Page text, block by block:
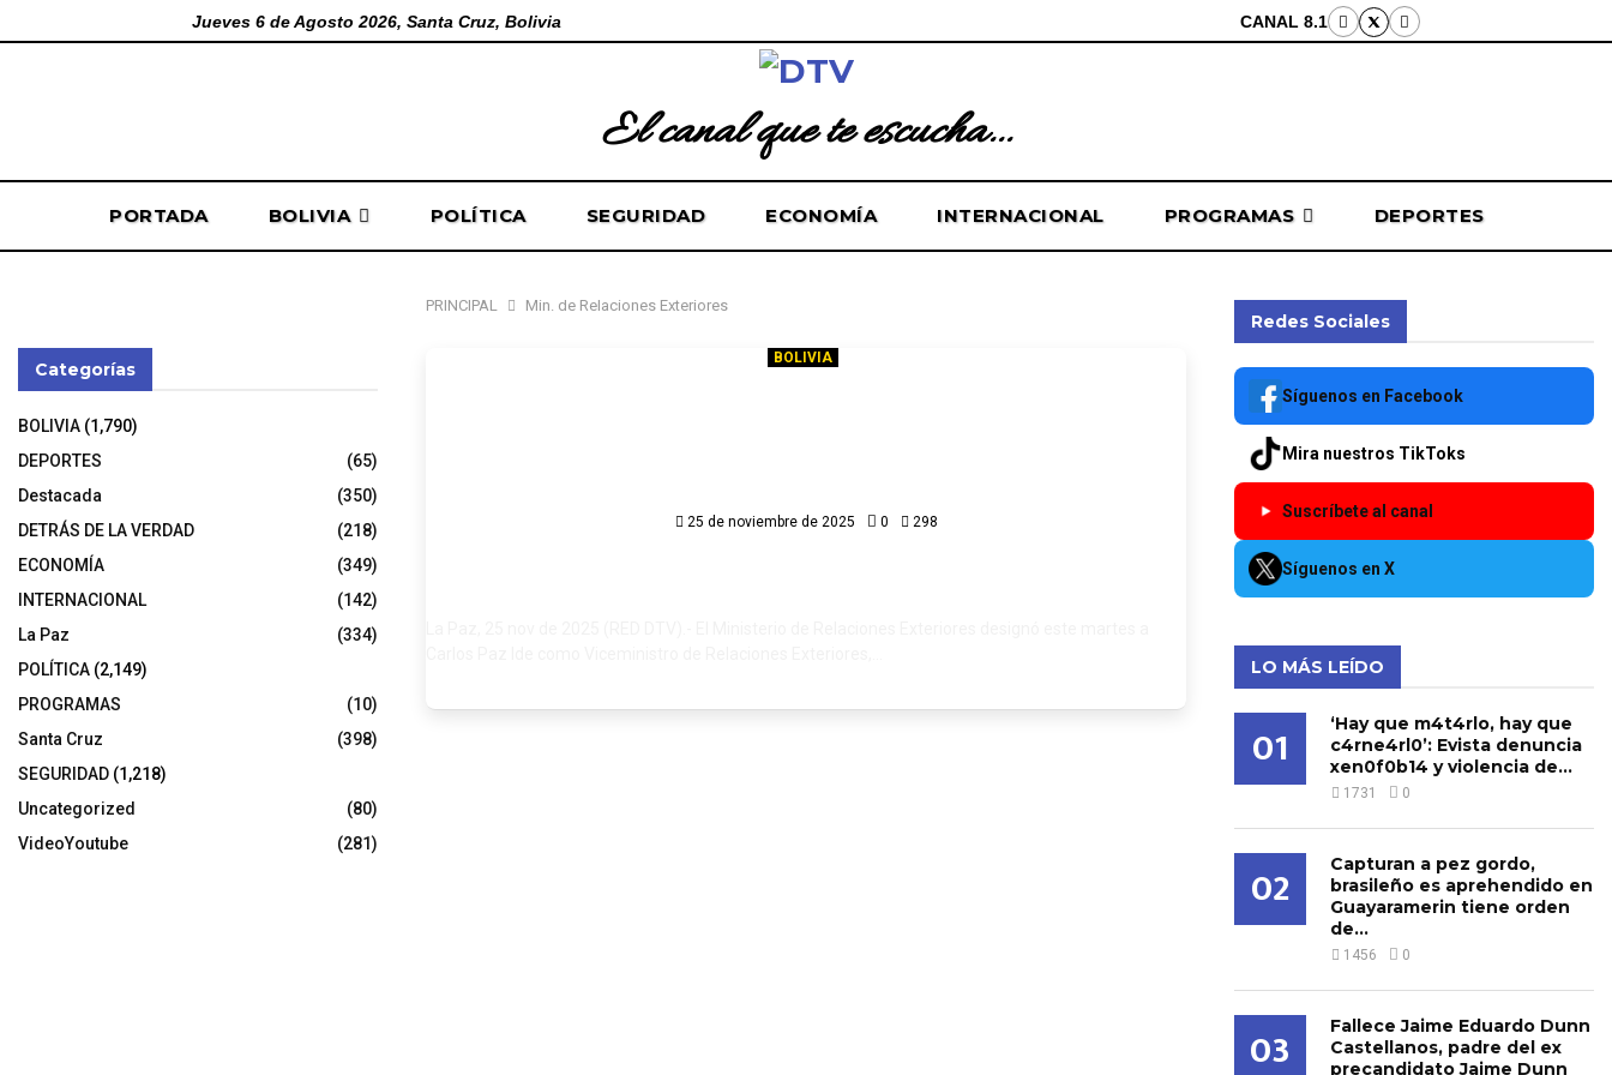
Jueves 6 de Agosto 2026, Santa Cruz, Bolivia CANAL 8.1
El canal que te escucha...
PORTADA BOLIVIA POLÍTICA SEGURIDAD ECONOMÍA INTERNACIONAL PROGRAMAS DEPORTES
PRINCIPAL Min. de Relaciones Exteriores
BOLIVIA
25 de noviembre de 2025 0 298
Categorías
BOLIVIA (1,790)
DEPORTES
(65)
Destacada
(350)
DETRÁS DE LA VERDAD
(218)
ECONOMÍA
(349)
INTERNACIONAL
(142)
La Paz
(334)
POLÍTICA (2,149)
PROGRAMAS
(10)
Santa Cruz
(398)
SEGURIDAD (1,218)
Uncategorized
(80)
VideoYoutube
(281)
Redes Sociales
Síguenos en Facebook
Mira nuestros TikToks
Suscríbete al canal
Síguenos en X
LO MÁS LEÍDO
01
‘Hay que m4t4rlo, hay que
c4rne4rl0’: Evista denuncia
xen0f0b14 y violencia de...
1731 0
02
Capturan a pez gordo,
brasileño es aprehendido en
Guayaramerin tiene orden
de...
1456 0
03
Fallece Jaime Eduardo Dunn
Castellanos, padre del ex
precandidato Jaime Dunn